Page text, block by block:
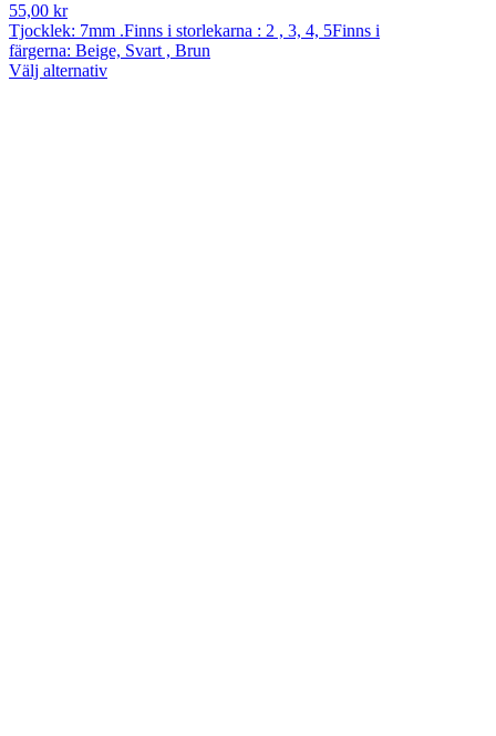
55,00 kr
Tjocklek: 7mm .Finns i storlekarna : 2 , 3, 4, 5Finns i
färgerna: Beige, Svart , Brun
Välj alternativ